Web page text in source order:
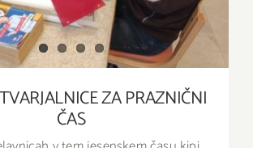
ZA PRAZNIČNI
ČAS